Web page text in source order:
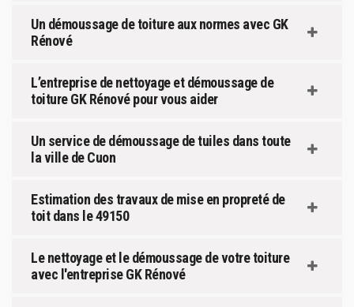
Un démoussage de toiture aux normes avec GK
Rénové
L’entreprise de nettoyage et démoussage de
toiture GK Rénové pour vous aider
Un service de démoussage de tuiles dans toute
la ville de Cuon
Estimation des travaux de mise en propreté de
toit dans le 49150
Le nettoyage et le démoussage de votre toiture
avec l'entreprise GK Rénové